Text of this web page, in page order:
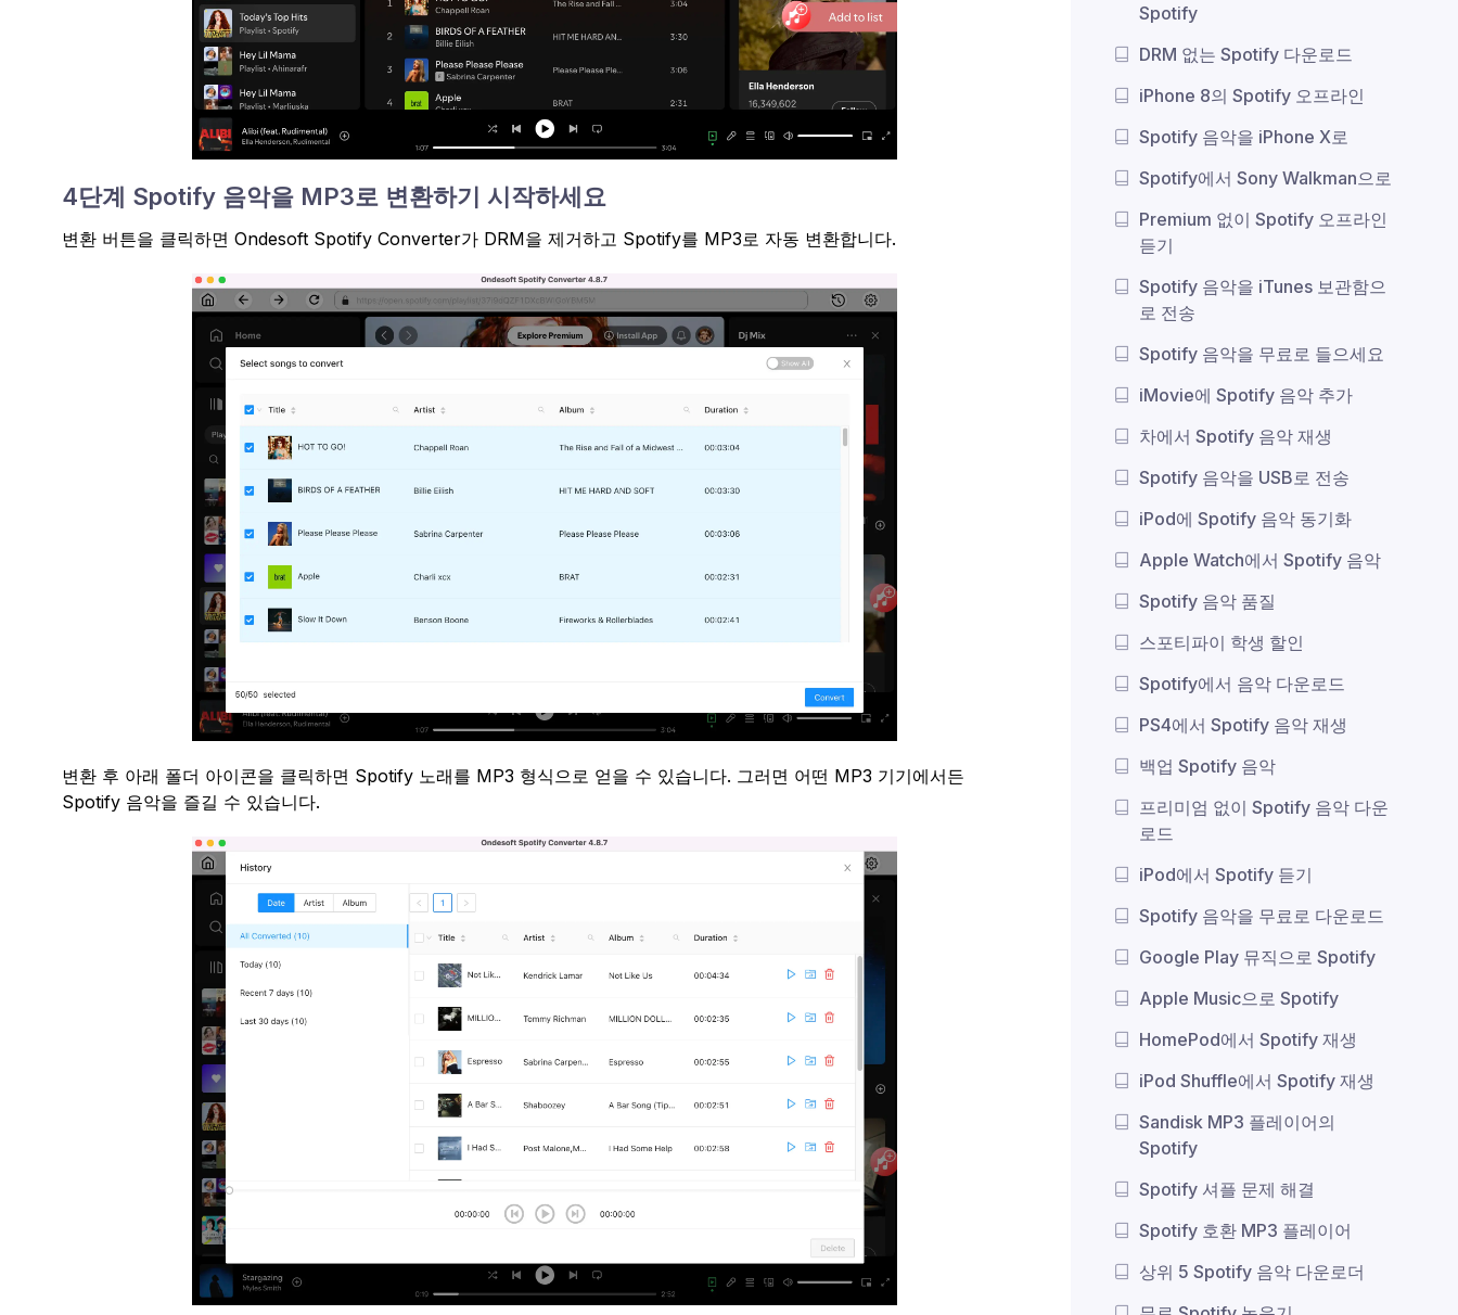
4단계 Spotify 음악을 MP3로 변환하기 시작하세요
변환 버튼을 클릭하면 Ondesoft Spotify Converter가 DRM을 제거하고 Spotify를 MP3로 자동 변환합니다.
변환 후 아래 폴더 아이콘을 클릭하면 Spotify 노래를 MP3 형식으로 얻을 수 있습니다. 그러면 어떤 MP3 기기에서든
Spotify 음악을 즐길 수 있습니다.
Spotify
DRM 없는 Spotify 다운로드
iPhone 8의 Spotify 오프라인
Spotify 음악을 iPhone X로
Spotify에서 Sony Walkman으로
Premium 없이 Spotify 오프라인
듣기
Spotify 음악을 iTunes 보관함으
로 전송
Spotify 음악을 무료로 들으세요
iMovie에 Spotify 음악 추가
차에서 Spotify 음악 재생
Spotify 음악을 USB로 전송
iPod에 Spotify 음악 동기화
Apple Watch에서 Spotify 음악
Spotify 음악 품질
스포티파이 학생 할인
Spotify에서 음악 다운로드
PS4에서 Spotify 음악 재생
백업 Spotify 음악
프리미엄 없이 Spotify 음악 다운
로드
iPod에서 Spotify 듣기
Spotify 음악을 무료로 다운로드
Google Play 뮤직으로 Spotify
Apple Music으로 Spotify
HomePod에서 Spotify 재생
iPod Shuffle에서 Spotify 재생
Sandisk MP3 플레이어의
Spotify
Spotify 셔플 문제 해결
Spotify 호환 MP3 플레이어
상위 5 Spotify 음악 다운로더